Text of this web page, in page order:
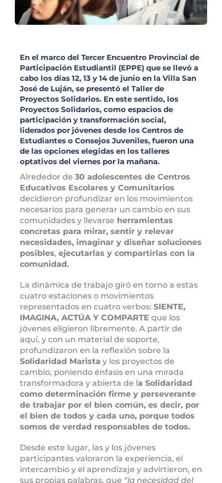
En el marco del Tercer Encuentro Provincial de
Participación Estudiantil (EPPE) que se llevó a
cabo los días 12, 13 y 14 de junio en la Villa San
José de Luján, se presentó el Taller de
Proyectos Solidarios. En este sentido, los
Proyectos Solidarios, como espacios de
participación y transformación social,
liderados por jóvenes desde los Centros de
Estudiantes o Consejos Juveniles, fueron una
de las opciones elegidas en los talleres
optativos del viernes por la mañana.
Alrededor de 30 adolescentes de Centros
Educativos Escolares y Comunitarios
decidieron profundizar en los movimientos
necesarios para generar un cambio en sus
comunidades y llevarse herramientas
concretas para mirar, sentir y relevar
necesidades, imaginar y diseñar soluciones
posibles, ejecutarlas y compartirlas con la
comunidad.
La dinámica de trabajo giró en torno a estas
cuatro estaciones o movimientos
representados en cuatro verbos: SIENTE,
IMAGINA, ACTÚA Y COMPARTE que los
jóvenes eligieron libremente. A partir de
aquí, y con un material de soporte,
profundizaron en la reflexión sobre la
Solidaridad Marista y los proyectos de
cambio, poniendo énfasis en una mirada
transformadora y abierta de la Solidaridad
como determinación firme y perseverante
de trabajar por el bien común, es decir, por
el bien de todos y cada uno, porque todos
somos de verdad responsables de todos.
Desde este lugar, las y los jóvenes
participantes valoraron la experiencia, el
intercambio y el aprendizaje y advirtieron, en
sus propias palabras, que “la necesidad del